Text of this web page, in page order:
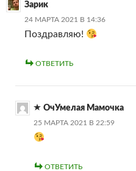
Зарик
24 МАРТА 2021 В 14:36
Поздравляю!
ОТВЕТИТЬ
ОчУмелая Мамочка
25 МАРТА 2021 В 22:59
ОТВЕТИТЬ